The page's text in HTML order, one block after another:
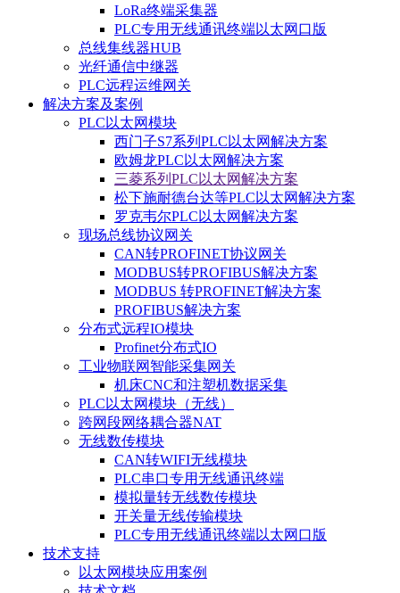
LoRa终端采集器
PLC专用无线通讯终端以太网口版
总线集线器HUB
光纤通信中继器
PLC远程运维网关
解决方案及案例
PLC以太网模块
西门子S7系列PLC以太网解决方案
欧姆龙PLC以太网解决方案
三菱系列PLC以太网解决方案
松下施耐德台达等PLC以太网解决方案
罗克韦尔PLC以太网解决方案
现场总线协议网关
CAN转PROFINET协议网关
MODBUS转PROFIBUS解决方案
MODBUS 转PROFINET解决方案
PROFIBUS解决方案
分布式远程IO模块
Profinet分布式IO
工业物联网智能采集网关
机床CNC和注塑机数据采集
PLC以太网模块（无线）
跨网段网络耦合器NAT
无线数传模块
CAN转WIFI无线模块
PLC串口专用无线通讯终端
模拟量转无线数传模块
开关量无线传输模块
PLC专用无线通讯终端以太网口版
技术支持
以太网模块应用案例